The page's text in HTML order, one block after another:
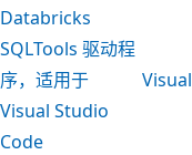
Databricks
SQLTools 驱动程
序，适用于
Visual Studio
Code